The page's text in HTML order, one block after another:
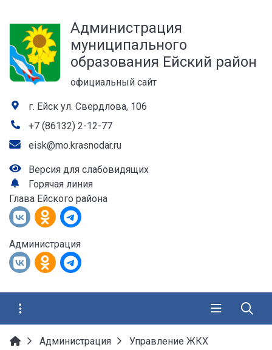
Администрация
муниципального
образования Ейский район
официальный сайт
г. Ейск ул. Свердлова, 106
+7 (86132) 2-12-77
eisk@mo.krasnodar.ru
Версия для слабовидящих
Горячая линия
Глава Ейского района
Администрация
Администрация Управление ЖКХ